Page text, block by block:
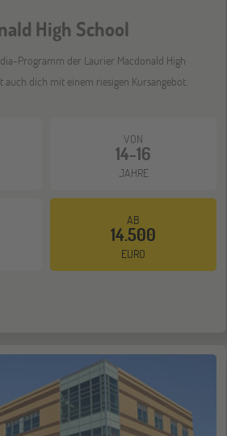
JuBi
Infoabend (Nordamerika)
JuBi
JuBi
High School
Programm der Laurier Macdonald High
dich mit einem riesigen Kursangebot.
VON
14-16
JAHRE
AB
14.500
EURO